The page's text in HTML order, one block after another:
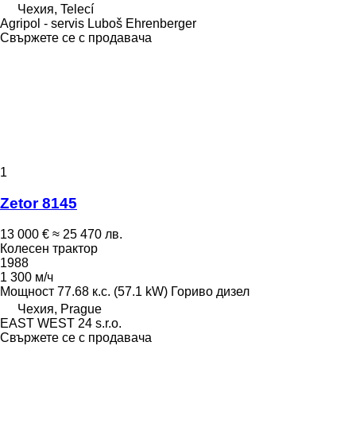
Чехия, Telecí
Agripol - servis Luboš Ehrenberger
Свържете се с продавача
1
Zetor 8145
13 000 € ≈ 25 470 лв.
Колесен трактор
1988
1 300 м/ч
Мощност 77.68 к.с. (57.1 kW) Гориво дизел
Чехия, Prague
EAST WEST 24 s.r.o.
Свържете се с продавача